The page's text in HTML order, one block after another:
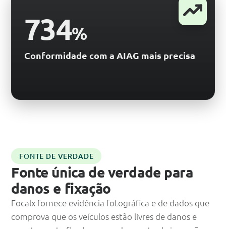
734%
Conformidade com a AIAG mais precisa
FONTE DE VERDADE
Fonte única de verdade para
danos e fixação
Focalx fornece evidência fotográfica e de dados que
comprova que os veículos estão livres de danos e